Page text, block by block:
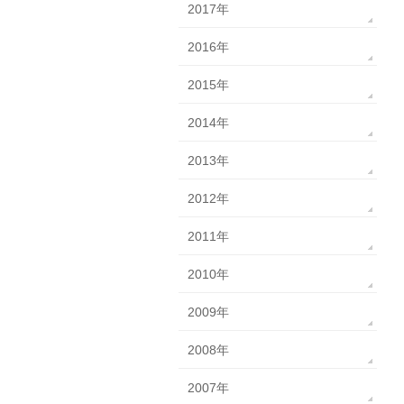
2017年
2016年
2015年
2014年
2013年
2012年
2011年
2010年
2009年
2008年
2007年